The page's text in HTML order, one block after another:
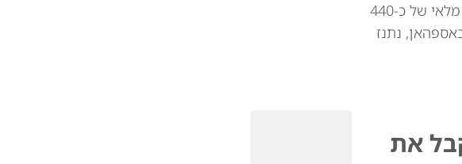
למרות התקיפות האמריקאיות באתרי ההעשרה המרכזיים, מומחים מעריכים כי לטהראן עדיין מלאי של כ-440
נתנז
את